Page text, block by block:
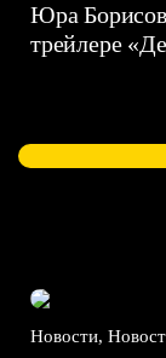
Юра Борисов
трейлере
Новости,